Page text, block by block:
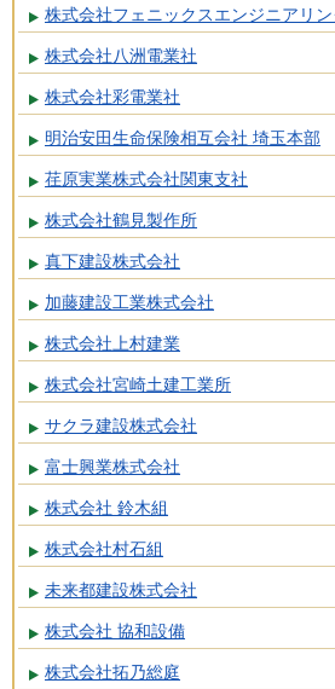
株式会社フェニックスエンジニアリ
株式会社八洲電業社
株式会社彩電業社
明治安田生命保険相互会社 埼玉本部
荏原実業株式会社関東支社
株式会社鶴見製作所
真下建設株式会社
加藤建設工業株式会社
株式会社上村建業
株式会社宮崎土建工業所
サクラ建設株式会社
富士興業株式会社
株式会社 鈴木組
株式会社村石組
未来都建設株式会社
株式会社 協和設備
株式会社拓乃総庭